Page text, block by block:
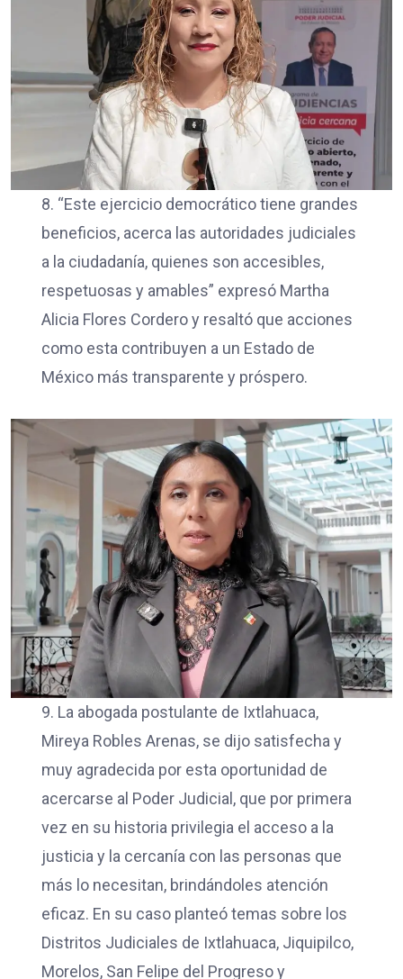
8. “Este ejercicio democrático tiene grandes
beneficios, acerca las autoridades judiciales
a la ciudadanía, quienes son accesibles,
respetuosas y amables” expresó Martha
Alicia Flores Cordero y resaltó que acciones
como esta contribuyen a un Estado de
México más transparente y próspero.
9. La abogada postulante de Ixtlahuaca,
Mireya Robles Arenas, se dijo satisfecha y
muy agradecida por esta oportunidad de
acercarse al Poder Judicial, que por primera
vez en su historia privilegia el acceso a la
justicia y la cercanía con las personas que
más lo necesitan, brindándoles atención
eficaz. En su caso planteó temas sobre los
Distritos Judiciales de Ixtlahuaca, Jiquipilco,
Morelos, San Felipe del Progreso y